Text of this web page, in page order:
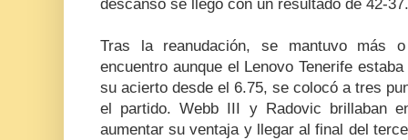
descanso se llegó con un resultado de 42-37.
Tras la reanudación, se mantuvo más
encuentro aunque el Lenovo Tenerife
su acierto desde el 6.75, se colocó a tres
el partido. Webb III y Radovic brillaban
aumentar su ventaja y llegar al final del